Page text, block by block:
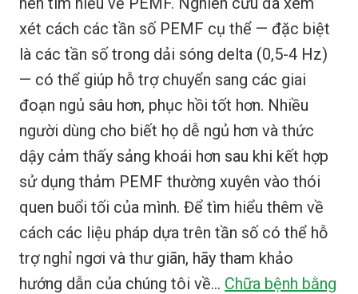
xét cách các tần số PEMF cụ thể — đặc biệt
là các tần số trong dải sóng delta (0,5-4 Hz)
— có thể giúp hỗ trợ chuyển sang các giai
đoạn ngủ sâu hơn, phục hồi tốt hơn. Nhiều
người dùng cho biết họ dễ ngủ hơn và thức
dậy cảm thấy sảng khoái hơn sau khi kết hợp
sử dụng thảm PEMF thường xuyên vào thói
quen buổi tối của mình. Để tìm hiểu thêm về
cách các liệu pháp dựa trên tần số có thể hỗ
trợ nghỉ ngơi và thư giãn, hãy tham khảo
hướng dẫn của chúng tôi về... Chữa bệnh bằng